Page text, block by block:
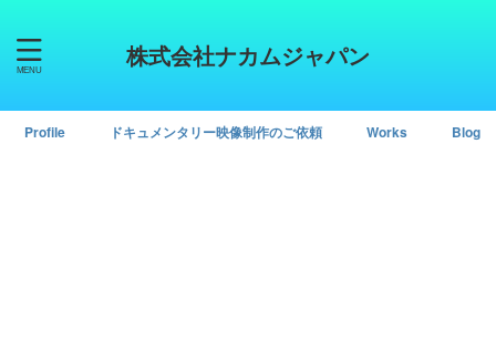
株式会社ナカムジャパン
Profile ドキュメンタリー映像制作のご依頼 Works Blog